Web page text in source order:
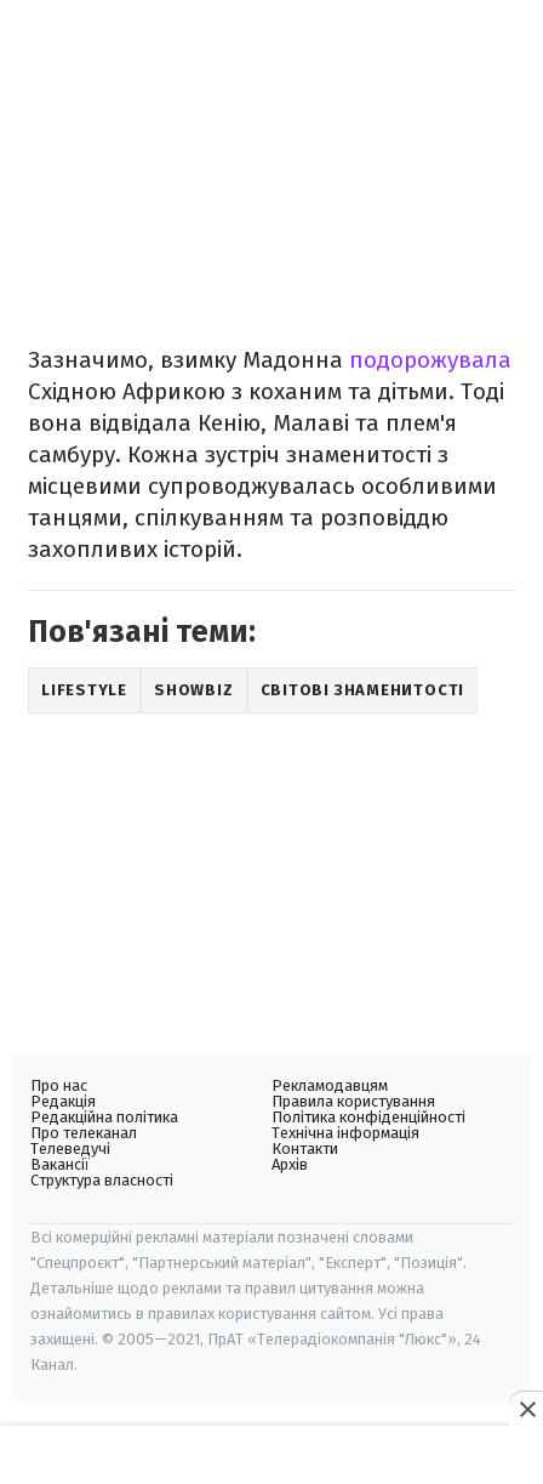
Зазначимо, взимку Мадонна подорожувала
Східною Африкою з коханим та дітьми. Тоді
вона відвідала Кенію, Малаві та плем'я
самбуру. Кожна зустріч знаменитості з
місцевими супроводжувалась особливими
танцями, спілкуванням та розповіддю
захопливих історій.
Пов'язані теми:
LIFESTYLE SHOWBIZ СВІТОВІ ЗНАМЕНИТОСТІ
Про нас
Редакція
Редакційна політика
Про телеканал
Телеведучі
Вакансії
Структура власності
Рекламодавцям
Правила користування
Політика конфіденційності
Технічна інформація
Контакти
Архів
Всі комерційні рекламні матеріали позначені словами
"Спецпроєкт", "Партнерський матеріал", "Експерт", "Позиція".
Детальніше щодо реклами та правил цитування можна
ознайомитись в правилах користування сайтом. Усі права
захищені. © 2005—2021, ПрАТ «Телерадіокомпанія "Люкс"», 24
Канал.